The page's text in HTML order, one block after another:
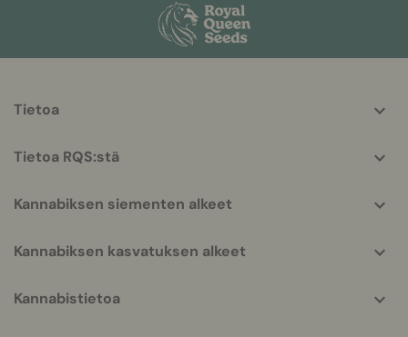
helpful
Tietoa
Tietoa RQS:stä
Kannabiksen siementen alkeet
Kannabiksen kasvatuksen alkeet
Kannabistietoa